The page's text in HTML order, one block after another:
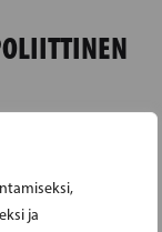
ja